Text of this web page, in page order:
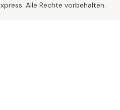
Alle Rechte vorbehalten.